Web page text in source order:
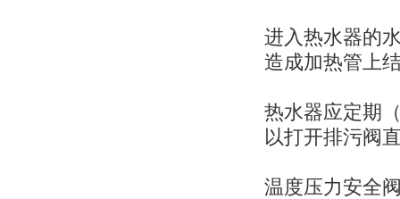
进入热水器的
造成加热管上
热水器应定期
以打开排污阀
温度压力安全